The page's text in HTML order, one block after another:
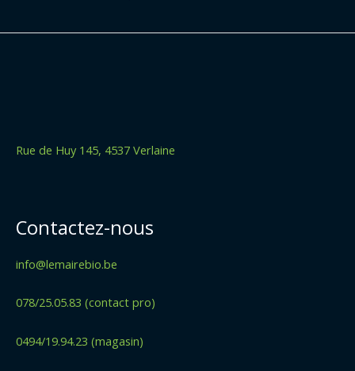
Rue de Huy 145, 4537 Verlaine
Contactez-nous
info@lemairebio.be
078/25.05.83 (contact pro)
0494/19.94.23 (magasin)